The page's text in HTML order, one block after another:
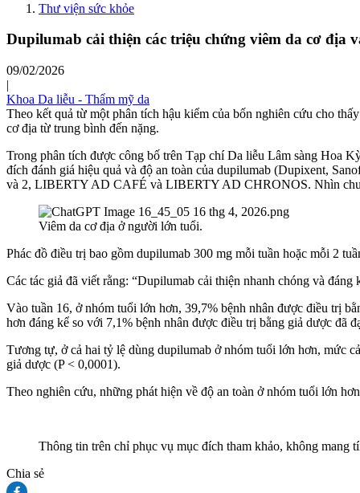
Thư viện sức khỏe
Dupilumab cải thiện các triệu chứng viêm da cơ địa
09/02/2026
|
Khoa Da liễu - Thẩm mỹ da
Theo kết quả từ một phân tích hậu kiểm của bốn nghiên cứu cho
cơ địa từ trung bình đến nặng.
Trong phân tích được công bố trên Tạp chí Da liễu Lâm sàng Hoa
đích đánh giá hiệu quả và độ an toàn của dupilumab (Dupixent,
và 2, LIBERTY AD CAFÉ và LIBERTY AD CHRONOS. Nhìn
Viêm da cơ địa ở người lớn tuổi.
Phác đồ điều trị bao gồm dupilumab 300 mg mỗi tuần hoặc mỗi 2
Các tác giả đã viết rằng: “Dupilumab cải thiện nhanh chóng và
Vào tuần 16, ở nhóm tuổi lớn hơn, 39,7% bệnh nhân được điều trị
hơn đáng kể so với 7,1% bệnh nhân được điều trị bằng giả dược đã
Tương tự, ở cả hai tỷ lệ dùng dupilumab ở nhóm tuổi lớn hơn, mức
giả dược (P < 0,0001).
Theo nghiên cứu, những phát hiện về độ an toàn ở nhóm tuổi lớn
Thông tin trên chỉ phục vụ mục đích tham khảo, không mang
Chia sẻ